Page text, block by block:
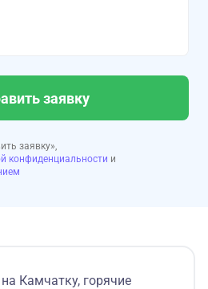
заявку
заявку»,
конфиденциальности и
Камчатку, горячие